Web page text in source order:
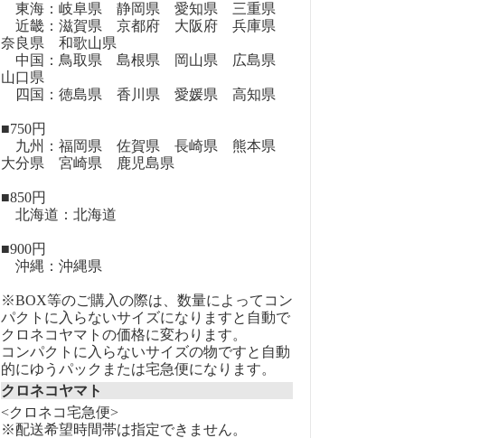
東海：岐阜県 静岡県 愛知県 三重県
近畿：滋賀県 京都府 大阪府 兵庫県
奈良県 和歌山県
中国：鳥取県 島根県 岡山県 広島県
山口県
四国：徳島県 香川県 愛媛県 高知県
■750円
九州：福岡県 佐賀県 長崎県 熊本県
大分県 宮崎県 鹿児島県
■850円
北海道：北海道
■900円
沖縄：沖縄県
※BOX等のご購入の際は、数量によってコン
パクトに入らないサイズになりますと自動で
クロネコヤマトの価格に変わります。
コンパクトに入らないサイズの物ですと自動
的にゆうパックまたは宅急便になります。
クロネコヤマト
<クロネコ宅急便>
※配送希望時間帯は指定できません。